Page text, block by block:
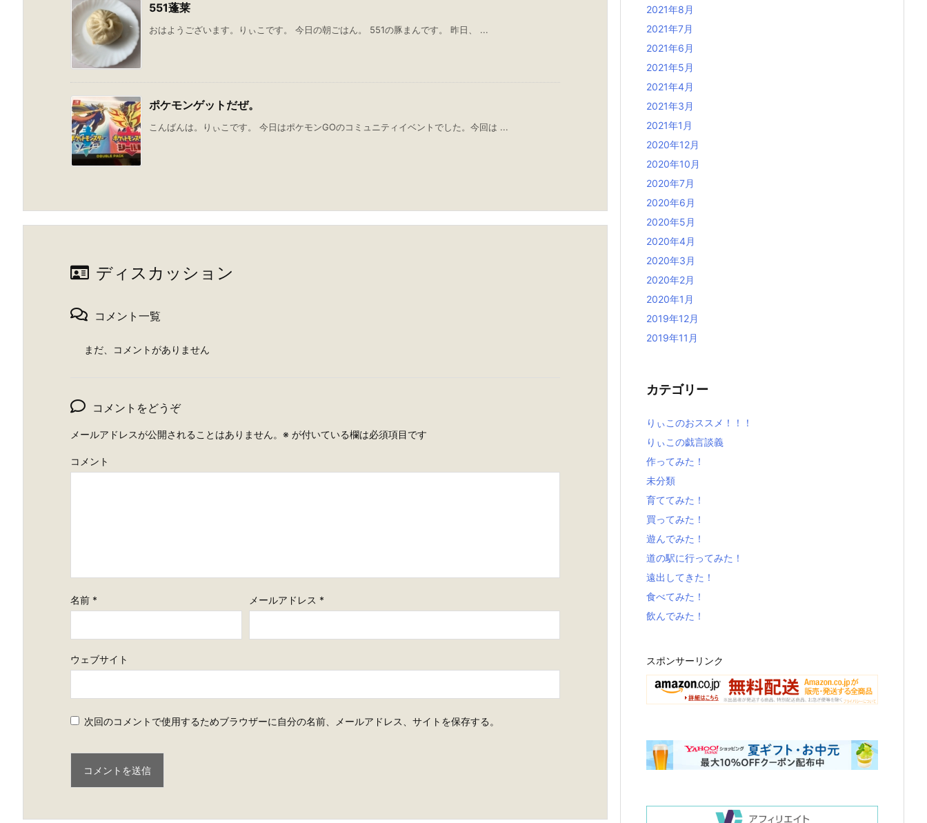
551蓬莱
おはようございます。りぃこです。 今日の朝ごはん。 551の豚まんです。 昨日、 ...
ポケモンゲットだぜ。
こんばんは。りぃこです。 今日はポケモンGOのコミュニティイベントでした。今回は ...
ディスカッション
コメント一覧
まだ、コメントがありません
コメントをどうぞ
メールアドレスが公開されることはありません。 ※ が付いている欄は必須項目です
コメント
名前 * メールアドレス *
ウェブサイト
次回のコメントで使用するためブラウザーに自分の名前、メールアドレス、サイトを保存する。
2021年8月
2021年7月
2021年6月
2021年5月
2021年4月
2021年3月
2021年1月
2020年12月
2020年10月
2020年7月
2020年6月
2020年5月
2020年4月
2020年3月
2020年2月
2020年1月
2019年12月
2019年11月
カテゴリー
りぃこのおススメ！！！
りぃこの戯言談義
作ってみた！
未分類
育ててみた！
買ってみた！
遊んでみた！
道の駅に行ってみた！
遠出してきた！
食べてみた！
飲んでみた！
スポンサーリンク